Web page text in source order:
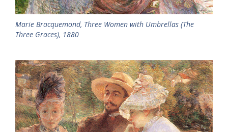
Marie Bracquemond, Three Women with Umbrellas (The
Three Graces), 1880